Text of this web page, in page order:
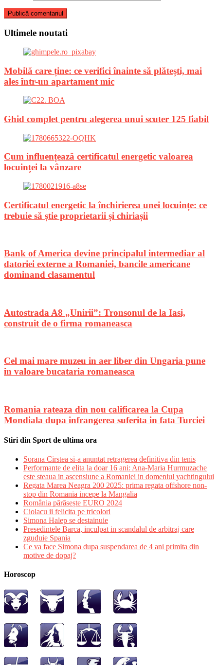
Ultimele noutati
Mobilă care ține: ce verifici înainte să plătești, mai
ales într-un apartament mic
Ghid complet pentru alegerea unui scuter 125 fiabil
Cum influențează certificatul energetic valoarea
locuinței la vânzare
Certificatul energetic la închirierea unei locuințe: ce
trebuie să știe proprietarii și chiriașii
Bank of America devine principalul intermediar al
datoriei externe a Romaniei, bancile americane
dominand clasamentul
Autostrada A8 „Unirii”: Tronsonul de la Iasi,
construit de o firma romaneasca
Cel mai mare muzeu in aer liber din Ungaria pune
in valoare bucataria romaneasca
Romania rateaza din nou calificarea la Cupa
Mondiala dupa infrangerea suferita in fata Turciei
Stiri din Sport de ultima ora
Sorana Cirstea si-a anuntat retragerea definitiva din tenis
Performante de elita la doar 16 ani: Ana-Maria Hurmuzache
este steaua in ascensiune a Romaniei in domeniul yachtingului
Regata Marea Neagra 200 2025: prima regata offshore non-
stop din Romania incepe la Mangalia
România părăsește EURO 2024
Ciolacu ii felicita pe tricolori
Simona Halep se destainuie
Presedintele Barca, inculpat in scandalul de arbitraj care
zguduie Spania
Ce va face Simona dupa suspendarea de 4 ani primita din
motive de dopaj?
Horoscop